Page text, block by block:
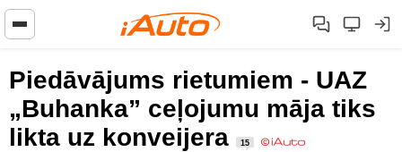
Piedāvājums rietumiem - UAZ
„Buhanka” ceļojumu māja tiks
likta uz konveijera
15